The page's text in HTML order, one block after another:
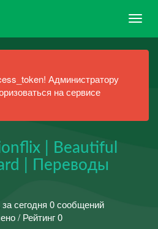
Администратору
на сервисе
| Beautiful
| Переводы
за сегодня 0 сообщений
/ Рейтинг 0